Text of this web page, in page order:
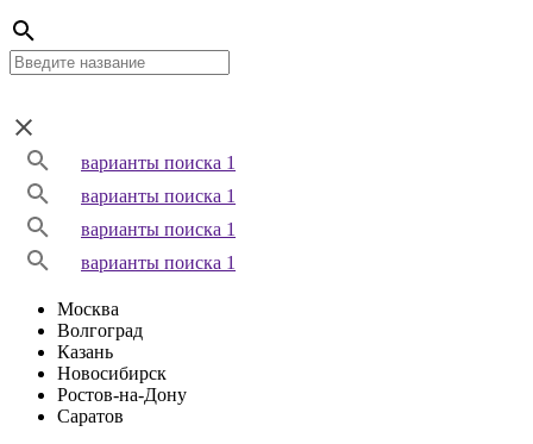
варианты поиска 1
варианты поиска 1
варианты поиска 1
варианты поиска 1
Москва
Волгоград
Казань
Новосибирск
Ростов-на-Дону
Саратов